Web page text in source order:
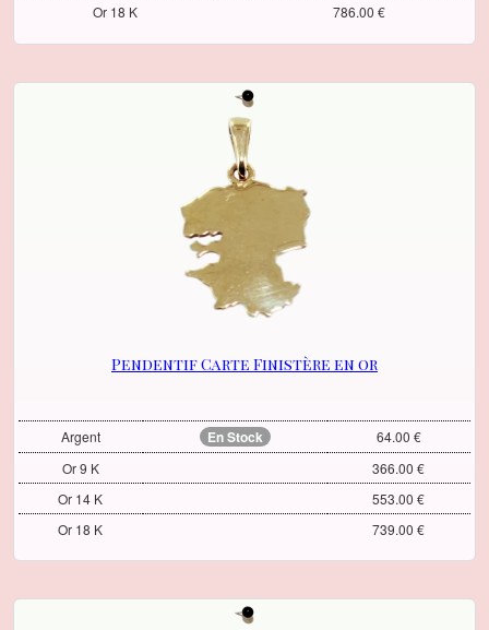
Or 18 K
786.00 €
Pendentif Carte Finistère en or
Argent En Stock
64.00 €
Or 9 K
366.00 €
Or 14 K
553.00 €
Or 18 K
739.00 €